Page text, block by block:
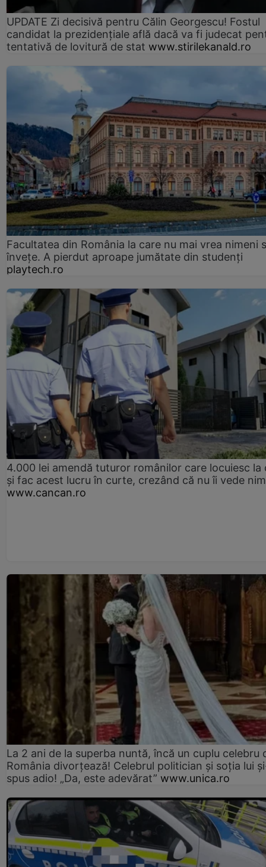
UPDATE Zi decisivă pentru Călin Georgescu! Fostul
candidat la prezidențiale află dacă va fi judecat
tentativă de lovitură de stat www.stirilekanald.ro
Facultatea din România la care nu mai vrea nimeni
înveţe. A pierdut aproape jumătate din studenţi
playtech.ro
4.000 lei amendă tuturor românilor care locuiesc la
și fac acest lucru în curte, crezând că nu îi vede
www.cancan.ro
La 2 ani de la superba nuntă, încă un cuplu celebru
România divorțează! Celebrul politician și soția lui
spus adio! „Da, este adevărat” www.unica.ro